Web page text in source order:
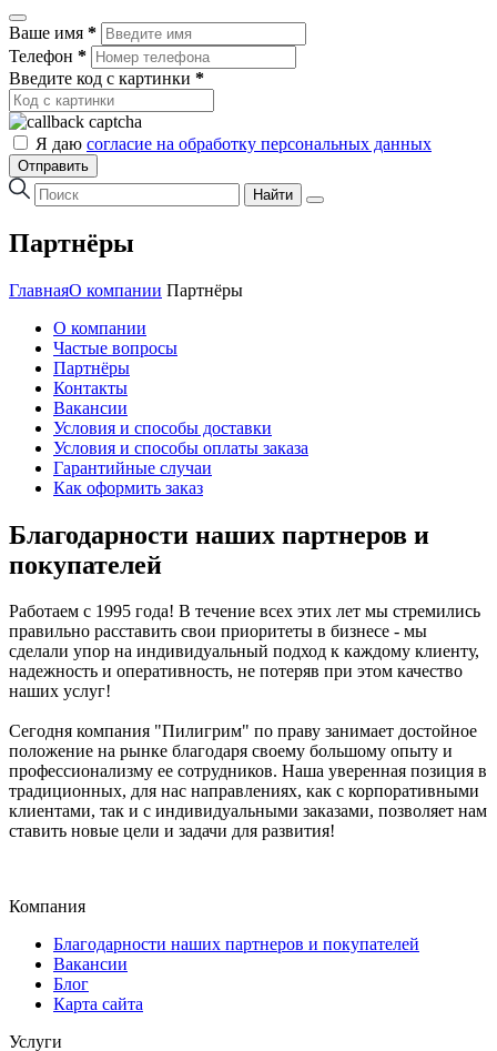
Ваше имя *
Телефон *
Введите код с картинки *
Я даю согласие на обработку персональных данных
Отправить
Найти
Партнёры
ГлавнаяО компании Партнёры
О компании
Частые вопросы
Партнёры
Контакты
Вакансии
Условия и способы доставки
Условия и способы оплаты заказа
Гарантийные случаи
Как оформить заказ
Благодарности наших партнеров и
покупателей
Работаем с 1995 года! В течение всех этих лет мы стремились
правильно расставить свои приоритеты в бизнесе - мы
сделали упор на индивидуальный подход к каждому клиенту,
надежность и оперативность, не потеряв при этом качество
наших услуг!
Сегодня компания "Пилигрим" по праву занимает достойное
положение на рынке благодаря своему большому опыту и
профессионализму ее сотрудников. Наша уверенная позиция в
традиционных, для нас направлениях, как с корпоративными
клиентами, так и с индивидуальными заказами, позволяет нам
ставить новые цели и задачи для развития!
Компания
Благодарности наших партнеров и покупателей
Вакансии
Блог
Карта сайта
Услуги